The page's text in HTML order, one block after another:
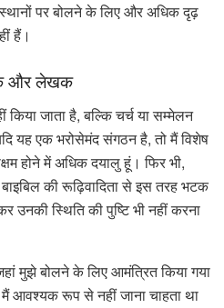
पर बोलने के लिए और अधिक दृढ़
हैं।
और लेखक
जाता है, बल्कि चर्च या सम्मेलन
यह एक भरोसेमंद संगठन है, तो मैं विशेष
होने में अधिक दयालु हूं। फिर भी,
की रूढ़िवादिता से इस तरह भटक
उनकी स्थिति की पुष्टि भी नहीं करना
मुझे बोलने के लिए आमंत्रित किया गया
आवश्यक रूप से नहीं जाना चाहता था